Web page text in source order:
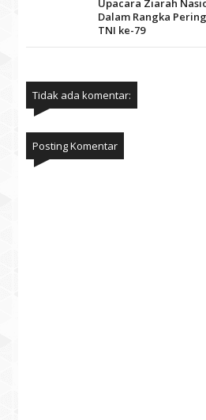
Upacara Ziarah
Dalam Rangka
TNI ke-79
Tidak ada komentar:
Posting Komentar